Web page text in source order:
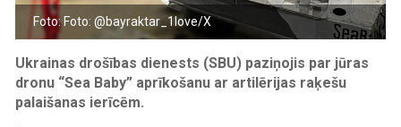
Foto: Foto: @bayraktar_1love/X
Ukrainas drošības dienests (SBU) paziņojis par jūras
dronu “Sea Baby” aprīkošanu ar artilērijas raķešu
palaišanas ierīcēm.